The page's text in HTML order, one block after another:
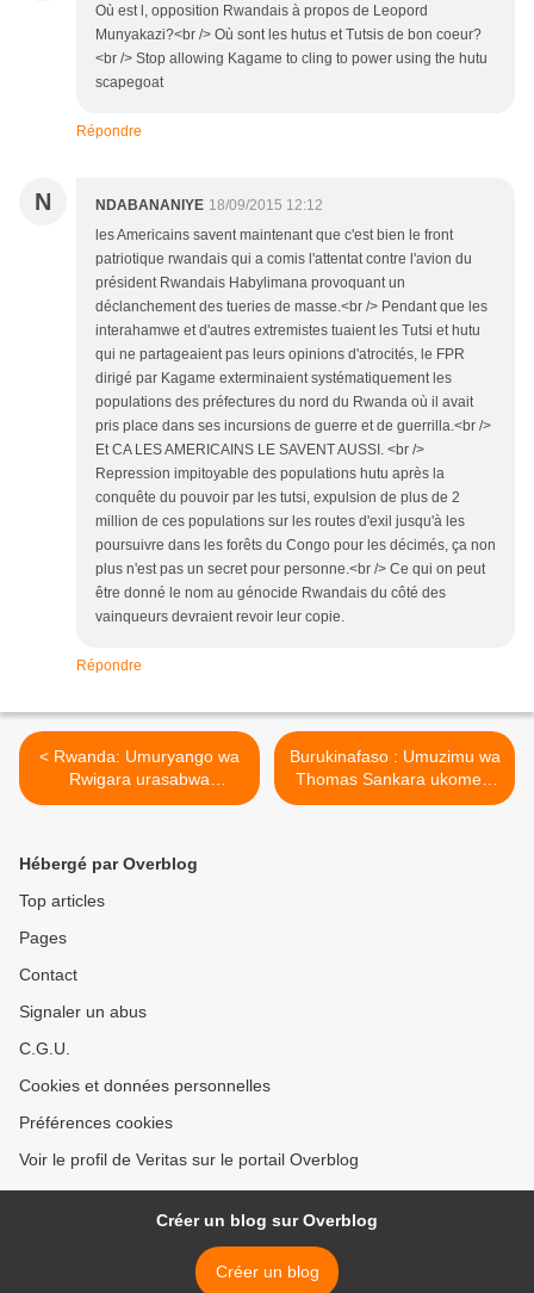
Où est l, opposition Rwandais à propos de Leopord
Munyakazi?<br /> Où sont les hutus et Tutsis de bon coeur?
<br /> Stop allowing Kagame to cling to power using the hutu
scapegoat
Répondre
N NDABANANIYE 18/09/2015 12:12
les Americains savent maintenant que c'est bien le front
patriotique rwandais qui a comis l'attentat contre l'avion du
président Rwandais Habylimana provoquant un
déclanchement des tueries de masse.<br /> Pendant que les
interahamwe et d'autres extremistes tuaient les Tutsi et hutu
qui ne partageaient pas leurs opinions d'atrocités, le FPR
dirigé par Kagame exterminaient systématiquement les
populations des préfectures du nord du Rwanda où il avait
pris place dans ses incursions de guerre et de guerrilla.<br />
Et CA LES AMERICAINS LE SAVENT AUSSI. <br />
Repression impitoyable des populations hutu après la
conquête du pouvoir par les tutsi, expulsion de plus de 2
million de ces populations sur les routes d'exil jusqu'à les
poursuivre dans les forêts du Congo pour les décimés, ça non
plus n'est pas un secret pour personne.<br /> Ce qui on peut
être donné le nom au génocide Rwandais du côté des
vainqueurs devraient revoir leur copie.
Répondre
< Rwanda: Umuryango wa
Rwigara urasabwa
guceceka cyangwa
Burukinafaso : Umuzimu wa
Thomas Sankara ukomeje
gutuma igihugu kibura
Hébergé par Overblog
Top articles
Pages
Contact
Signaler un abus
C.G.U.
Cookies et données personnelles
Préférences cookies
Voir le profil de Veritas sur le portail Overblog
Créer un blog sur Overblog
Créer un blog